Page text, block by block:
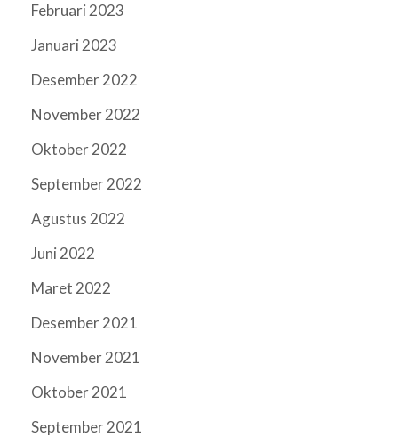
Februari 2023
Januari 2023
Desember 2022
November 2022
Oktober 2022
September 2022
Agustus 2022
Juni 2022
Maret 2022
Desember 2021
November 2021
Oktober 2021
September 2021